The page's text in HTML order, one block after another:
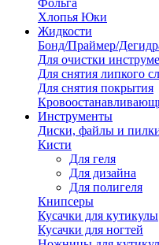
Фольга
Хлопья Юки
Жидкости
Бонд/Праймер/
Для очистки
Для снятия липкого
Для снятия покрытия
Инструменты
Диски, файлы и
Кисти
Для геля
Для дизайна
Для полигеля
Книпсеры
Кусачки для кутикулы
Кусачки для ногтей